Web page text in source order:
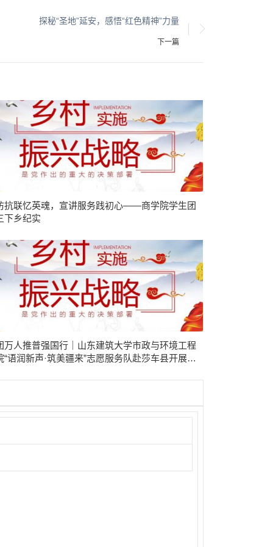
探秘“圣地”延安，感悟“红色精神”力量
下一篇
抗联忆英魂，宣讲服务践初心——商学院学生团
下乡纪实
万人推普强国行｜山东建筑大学市政与环境工程
“语润新声·筑美疆来”志愿服务队赴莎车县开展实